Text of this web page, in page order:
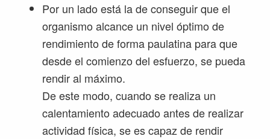
Por un lado está la de conseguir que el
organismo alcance un nivel óptimo de
rendimiento de forma paulatina para que
desde el comienzo del esfuerzo, se pueda
rendir al máximo.
De este modo, cuando se realiza un
calentamiento adecuado antes de realizar
actividad física, se es capaz de rendir